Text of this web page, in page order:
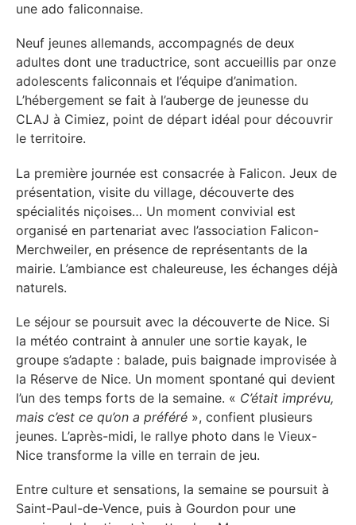
une ado faliconnaise.
Neuf jeunes allemands, accompagnés de deux
adultes dont une traductrice, sont accueillis par onze
adolescents faliconnais et l’équipe d’animation.
L’hébergement se fait à l’auberge de jeunesse du
CLAJ à Cimiez, point de départ idéal pour découvrir
le territoire.
La première journée est consacrée à Falicon. Jeux de
présentation, visite du village, découverte des
spécialités niçoises… Un moment convivial est
organisé en partenariat avec l’association Falicon-
Merchweiler, en présence de représentants de la
mairie. L’ambiance est chaleureuse, les échanges déjà
naturels.
Le séjour se poursuit avec la découverte de Nice. Si
la météo contraint à annuler une sortie kayak, le
groupe s’adapte : balade, puis baignade improvisée à
la Réserve de Nice. Un moment spontané qui devient
l’un des temps forts de la semaine. « C’était imprévu,
mais c’est ce qu’on a préféré », confient plusieurs
jeunes. L’après-midi, le rallye photo dans le Vieux-
Nice transforme la ville en terrain de jeu.
Entre culture et sensations, la semaine se poursuit à
Saint-Paul-de-Vence, puis à Gourdon pour une